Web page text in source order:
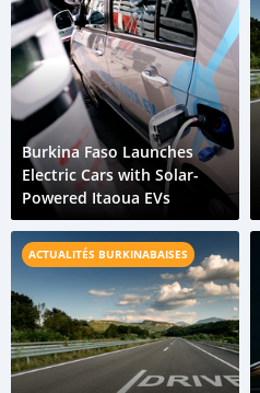
Burkina Faso Launches
Electric Cars with Solar-
Powered Itaoua EVs
ACTUALITÉS BURKINABAISES